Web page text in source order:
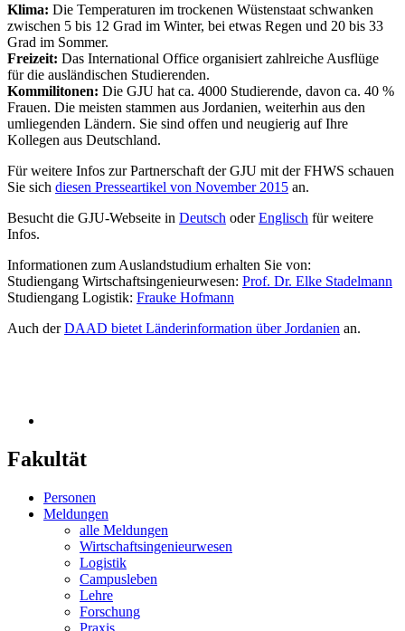
Klima: Die Temperaturen im trockenen Wüstenstaat schwanken
zwischen 5 bis 12 Grad im Winter, bei etwas Regen und 20 bis 33
Grad im Sommer.
Freizeit: Das International Office organisiert zahlreiche Ausflüge
für die ausländischen Studierenden.
Kommilitonen: Die GJU hat ca. 4000 Studierende, davon ca. 40 %
Frauen. Die meisten stammen aus Jordanien, weiterhin aus den
umliegenden Ländern. Sie sind offen und neugierig auf Ihre
Kollegen aus Deutschland.
Für weitere Infos zur Partnerschaft der GJU mit der FHWS schauen
Sie sich diesen Presseartikel von November 2015 an.
Besucht die GJU-Webseite in Deutsch oderEnglisch für weitere
Infos.
Informationen zum Auslandstudium erhalten Sie von:
Studiengang Wirtschaftsingenieurwesen: Prof. Dr. Elke Stadelmann
Studiengang Logistik: Frauke Hofmann
Auch derDAAD bietet Länderinformation über Jordanien an.
Fakultät
Personen
Meldungen
alle Meldungen
Wirtschaftsingenieurwesen
Logistik
Campusleben
Lehre
Forschung
Praxis